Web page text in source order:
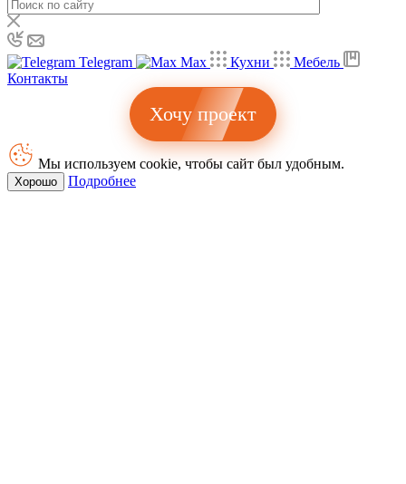
Telegram Max Кухни
Мебель
Контакты
Хочу проект
Мы используем cookie, чтобы сайт был удобным.
Хорошо Подробнее